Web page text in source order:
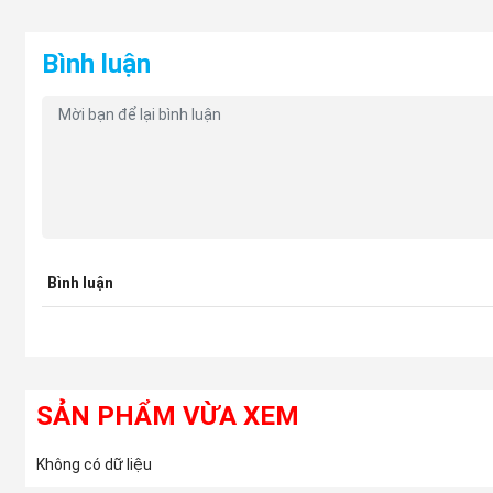
Cảm biến nhiệt độ dầu số.
Tín hiệu từ ECU Động cơ (về tải trọng, vòng tua
Bình luận
Bình luận
SẢN PHẨM VỪA XEM
Không có dữ liệu